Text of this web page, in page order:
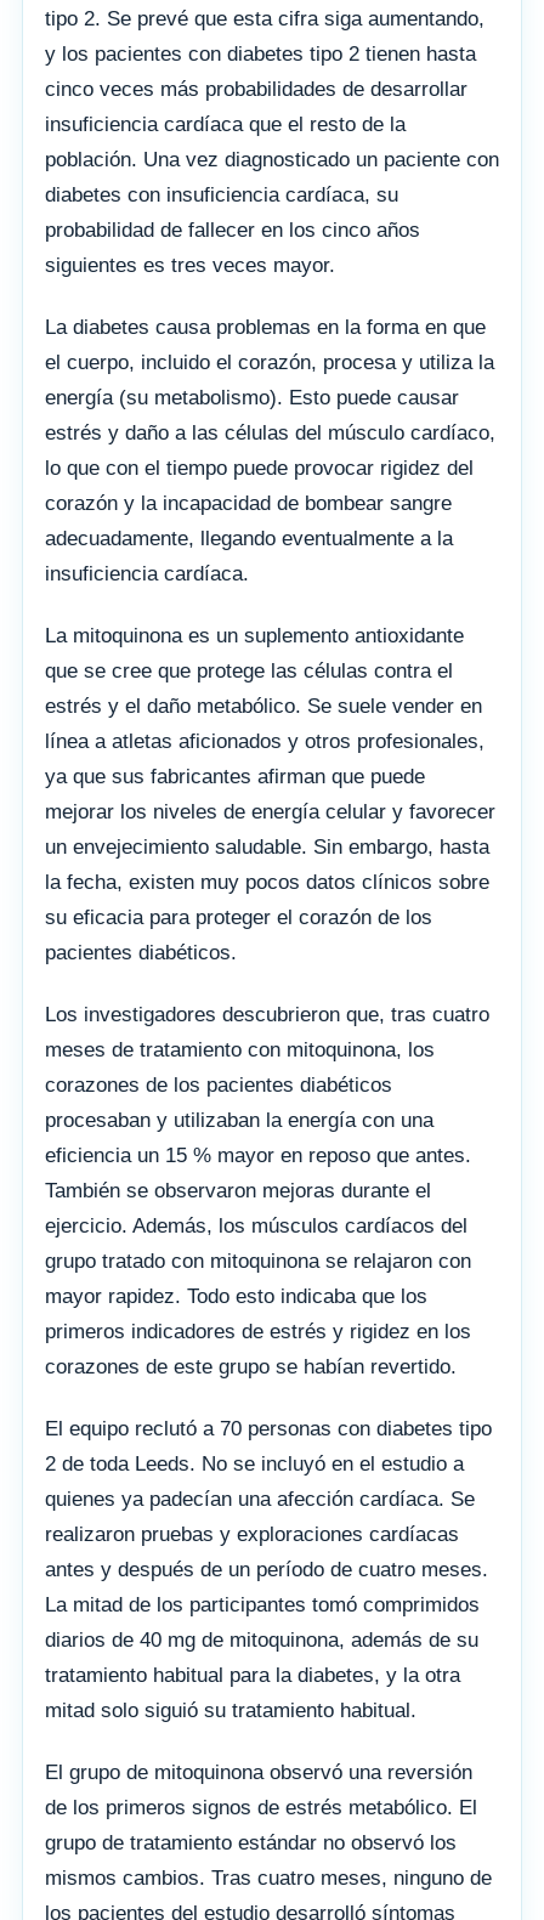
tipo 2. Se prevé que esta cifra siga aumentando,
y los pacientes con diabetes tipo 2 tienen hasta
cinco veces más probabilidades de desarrollar
insuficiencia cardíaca que el resto de la
población. Una vez diagnosticado un paciente con
diabetes con insuficiencia cardíaca, su
probabilidad de fallecer en los cinco años
siguientes es tres veces mayor.
La diabetes causa problemas en la forma en que
el cuerpo, incluido el corazón, procesa y utiliza la
energía (su metabolismo). Esto puede causar
estrés y daño a las células del músculo cardíaco,
lo que con el tiempo puede provocar rigidez del
corazón y la incapacidad de bombear sangre
adecuadamente, llegando eventualmente a la
insuficiencia cardíaca.
La mitoquinona es un suplemento antioxidante
que se cree que protege las células contra el
estrés y el daño metabólico. Se suele vender en
línea a atletas aficionados y otros profesionales,
ya que sus fabricantes afirman que puede
mejorar los niveles de energía celular y favorecer
un envejecimiento saludable. Sin embargo, hasta
la fecha, existen muy pocos datos clínicos sobre
su eficacia para proteger el corazón de los
pacientes diabéticos.
Los investigadores descubrieron que, tras cuatro
meses de tratamiento con mitoquinona, los
corazones de los pacientes diabéticos
procesaban y utilizaban la energía con una
eficiencia un 15 % mayor en reposo que antes.
También se observaron mejoras durante el
ejercicio. Además, los músculos cardíacos del
grupo tratado con mitoquinona se relajaron con
mayor rapidez. Todo esto indicaba que los
primeros indicadores de estrés y rigidez en los
corazones de este grupo se habían revertido.
El equipo reclutó a 70 personas con diabetes tipo
2 de toda Leeds. No se incluyó en el estudio a
quienes ya padecían una afección cardíaca. Se
realizaron pruebas y exploraciones cardíacas
antes y después de un período de cuatro meses.
La mitad de los participantes tomó comprimidos
diarios de 40 mg de mitoquinona, además de su
tratamiento habitual para la diabetes, y la otra
mitad solo siguió su tratamiento habitual.
El grupo de mitoquinona observó una reversión
de los primeros signos de estrés metabólico. El
grupo de tratamiento estándar no observó los
mismos cambios. Tras cuatro meses, ninguno de
los pacientes del estudio desarrolló síntomas